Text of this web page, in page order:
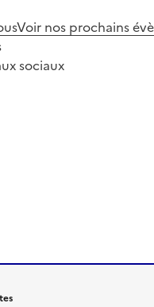
Voir nos prochains
sociaux